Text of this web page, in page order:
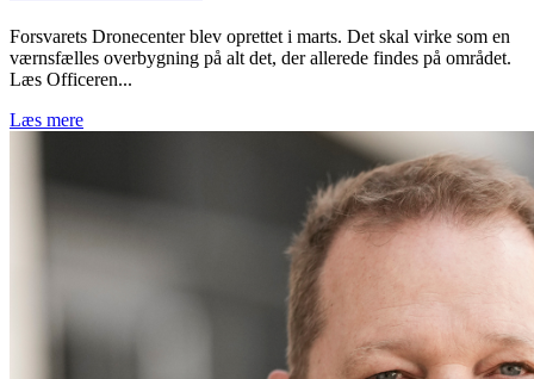
Forsvarets Dronecenter blev oprettet i marts. Det skal virke som en
værnsfælles overbygning på alt det, der allerede findes på området.
Læs Officeren...
Læs mere